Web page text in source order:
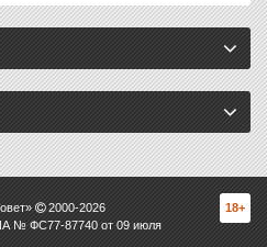
2000-2026
№ ФС77-87740 от 09 июля
18+